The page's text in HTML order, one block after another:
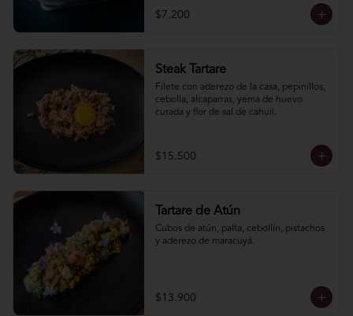
$7.200
Steak Tartare
Filete con aderezo de la casa, pepinillos,
cebolla, alcaparras, yema de huevo
curada y flor de sal de cahuil.
$15.500
Tartare de Atún
Cubos de atún, palta, cebollín, pistachos
y aderezo de maracuyá.
$13.900